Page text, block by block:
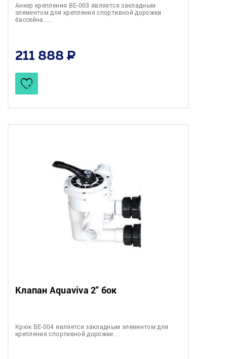
Анкер крепления BE-003 является закладным
элементом для крепления спортивной дорожки
бассейна.…
211 888
Клапан Aquaviva 2" бок
Крюк BE-004 является закладным элементом для
крепления спортивной дорожки…